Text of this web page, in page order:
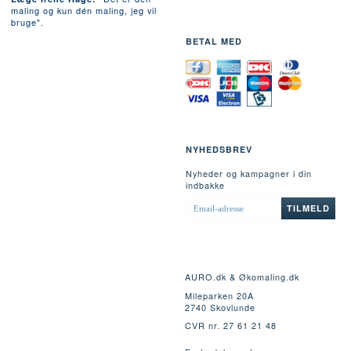
maling og kun dén maling, jeg vil
bruge".
BETAL MED
NYHEDSBREV
Nyheder og kampagner i din
indbakke
EMAIL-
ADRESSE
TILMELD
AURO.dk & Økomaling.dk
Mileparken 20A
2740 Skovlunde
CVR nr. 27 61 21 48